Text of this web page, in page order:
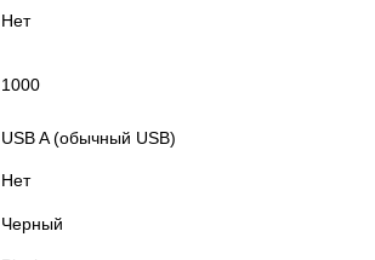
Нет
1000
USB A (обычный USB)
Нет
Черный